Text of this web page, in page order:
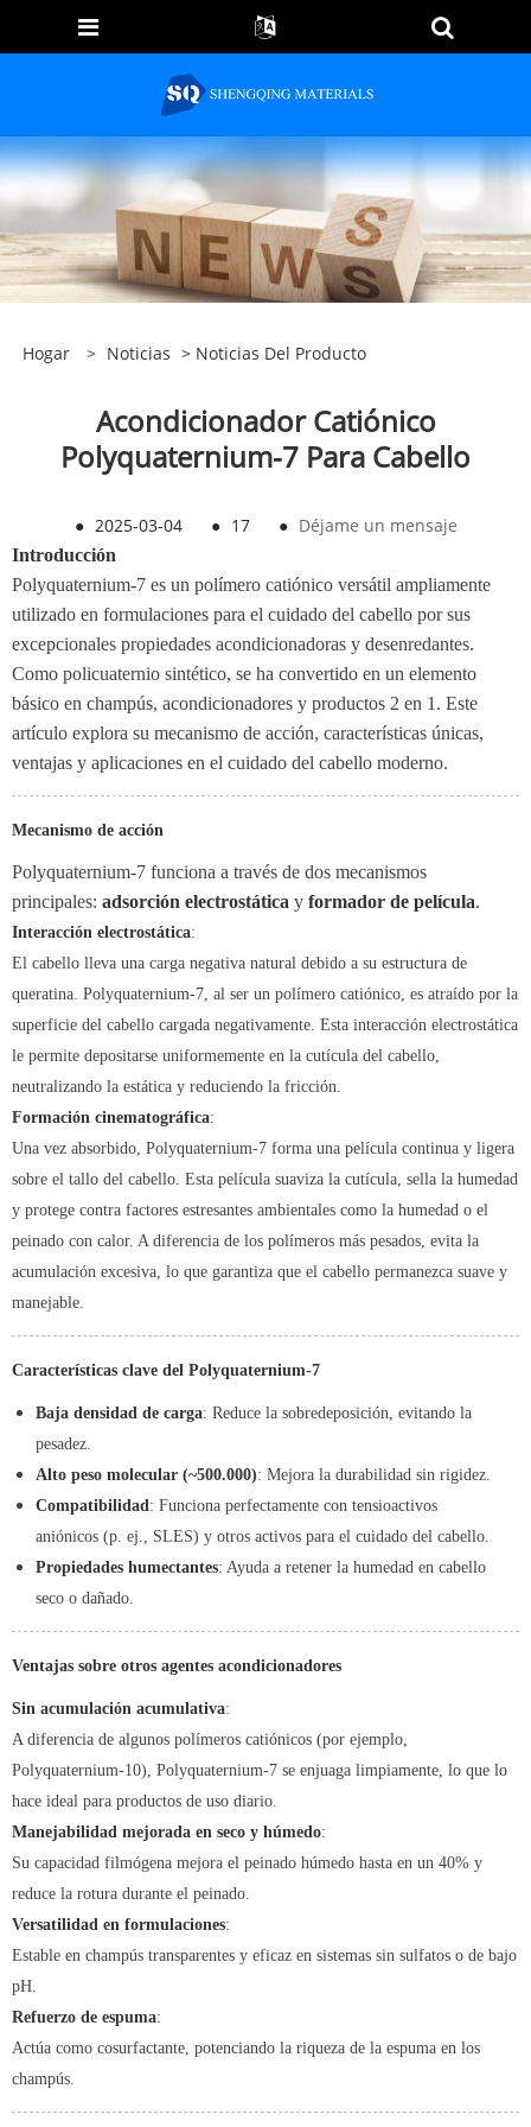
Hogar > Noticias > Noticias Del Producto
Acondicionador Catiónico
Polyquaternium-7 Para Cabello
● 2025-03-04 ● 17 ● Déjame un mensaje
Introducción
Polyquaternium-7 es un polímero catiónico versátil ampliamente
utilizado en formulaciones para el cuidado del cabello por sus
excepcionales propiedades acondicionadoras y desenredantes.
Como policuaternio sintético, se ha convertido en un elemento
básico en champús, acondicionadores y productos 2 en 1. Este
artículo explora su mecanismo de acción, características únicas,
ventajas y aplicaciones en el cuidado del cabello moderno.
Mecanismo de acción
Polyquaternium-7 funciona a través de dos mecanismos
principales: adsorción electrostática y formador de película.
Interacción electrostática:
El cabello lleva una carga negativa natural debido a su estructura de
queratina. Polyquaternium-7, al ser un polímero catiónico, es atraído por la
superficie del cabello cargada negativamente. Esta interacción electrostática
le permite depositarse uniformemente en la cutícula del cabello,
neutralizando la estática y reduciendo la fricción.
Formación cinematográfica:
Una vez absorbido, Polyquaternium-7 forma una película continua y ligera
sobre el tallo del cabello. Esta película suaviza la cutícula, sella la humedad
y protege contra factores estresantes ambientales como la humedad o el
peinado con calor. A diferencia de los polímeros más pesados, evita la
acumulación excesiva, lo que garantiza que el cabello permanezca suave y
manejable.
Características clave del Polyquaternium-7
Baja densidad de carga: Reduce la sobredeposición, evitando la
pesadez.
Alto peso molecular (~500.000): Mejora la durabilidad sin rigidez.
Compatibilidad: Funciona perfectamente con tensioactivos
aniónicos (p. ej., SLES) y otros activos para el cuidado del cabello.
Propiedades humectantes: Ayuda a retener la humedad en cabello
seco o dañado.
Ventajas sobre otros agentes acondicionadores
Sin acumulación acumulativa:
A diferencia de algunos polímeros catiónicos (por ejemplo,
Polyquaternium-10), Polyquaternium-7 se enjuaga limpiamente, lo que lo
hace ideal para productos de uso diario.
Manejabilidad mejorada en seco y húmedo:
Su capacidad filmógena mejora el peinado húmedo hasta en un 40% y
reduce la rotura durante el peinado.
Versatilidad en formulaciones:
Estable en champús transparentes y eficaz en sistemas sin sulfatos o de bajo
pH.
Refuerzo de espuma:
Actúa como cosurfactante, potenciando la riqueza de la espuma en los
champús.